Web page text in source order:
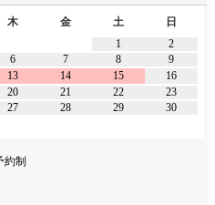
木 金 土
日
1
2
6 7 8
9
13 14 15
16
20 21 22
23
27 28 29
30
約制